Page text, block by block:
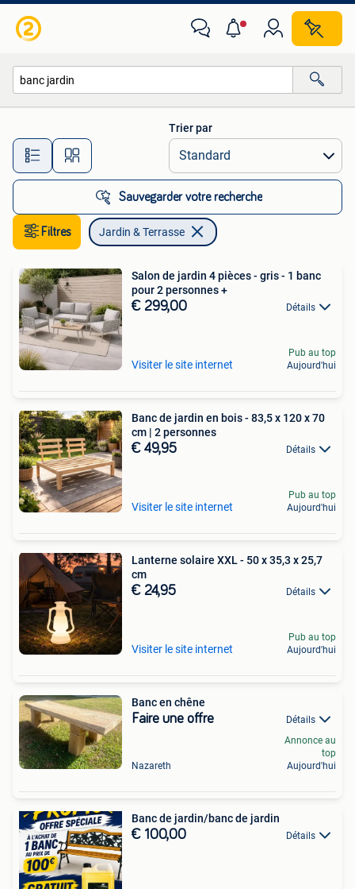
Toutes les distances…
Trier par
Sauvegarder votre recherche
Filtres Jardin & Terrasse
Salon de jardin 4 pièces - gris - 1 banc
pour 2 personnes +
€ 299,00 Détails
Visiter le site internet
Pub au top
Aujourd'hui
Banc de jardin en bois - 83,5 x 120 x 70
cm | 2 personnes
€ 49,95 Détails
Visiter le site internet
Pub au top
Aujourd'hui
Lanterne solaire XXL - 50 x 35,3 x 25,7
cm
€ 24,95 Détails
Visiter le site internet
Pub au top
Aujourd'hui
Banc en chêne
Faire une offre Détails
Nazareth
Annonce au
top
Aujourd'hui
Banc de jardin/banc de jardin
€ 100,00 Détails